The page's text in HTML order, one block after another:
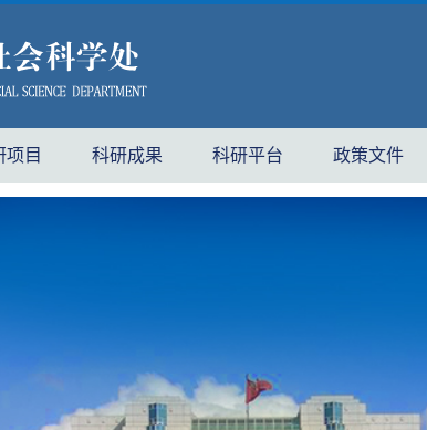
项目 科研成果 科研平台 政策文件